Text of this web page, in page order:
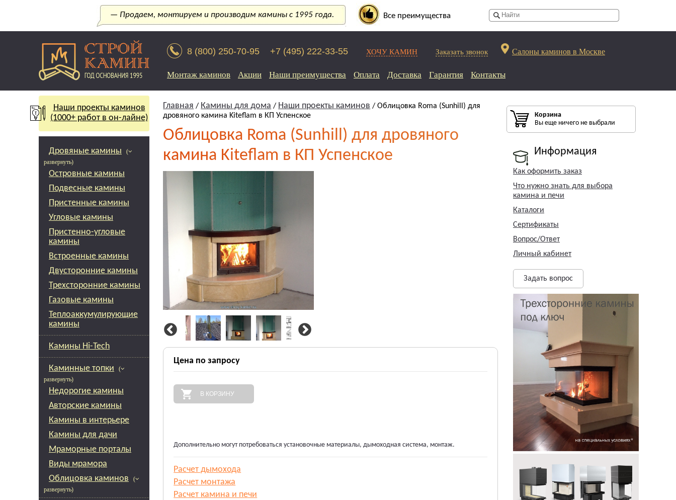
— Продаем, монтируем и производим камины с 1995 года. Все преимущества
8 (800) 250-70-95 +7 (495) 222-33-55 ХОЧУ КАМИН Заказать звонок Салоны каминов в Москве
Монтаж каминов Акции Наши преимущества Оплата Доставка Гарантия Контакты
Наши проекты каминов
(1000+ работ в он-лайне)
Дровяные камины
(
развернуть)
Островные камины
Подвесные камины
Пристенные камины
Угловые камины
Пристенно-угловые
камины
Встроенные камины
Двусторонние камины
Трехсторонние камины
Газовые камины
Теплоаккумулирующие
камины
Камины Hi-Tech
Каминные топки
(
развернуть)
Недорогие камины
Авторские камины
Камины в интерьере
Камины для дачи
Мраморные порталы
Виды мрамора
Облицовка каминов
(
развернуть)
Главная / Камины для дома / Наши проекты каминов / Облицовка Roma (Sunhill) для
дровяного камина Kiteflam в КП Успенское
Облицовка Roma (Sunhill) для дровяного
камина Kiteflam в КП Успенское
Цена по запросу
В КОРЗИНУ
Дополнительно могут потребоваться установочные материалы, дымоходная система, монтаж.
Расчет дымохода
Расчет монтажа
Расчет камина и печи
Корзина
Вы еще ничего не выбрали
Информация
Как оформить заказ
Что нужно знать для выбора
камина и печи
Каталоги
Сертификаты
Вопрос/Ответ
Личный кабинет
Задать вопрос